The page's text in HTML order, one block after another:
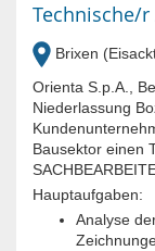
Technische/
Brixen
Orienta S.p.A.,
Niederlassung
Bausektor einen
Hauptaufgaben:
Analyse